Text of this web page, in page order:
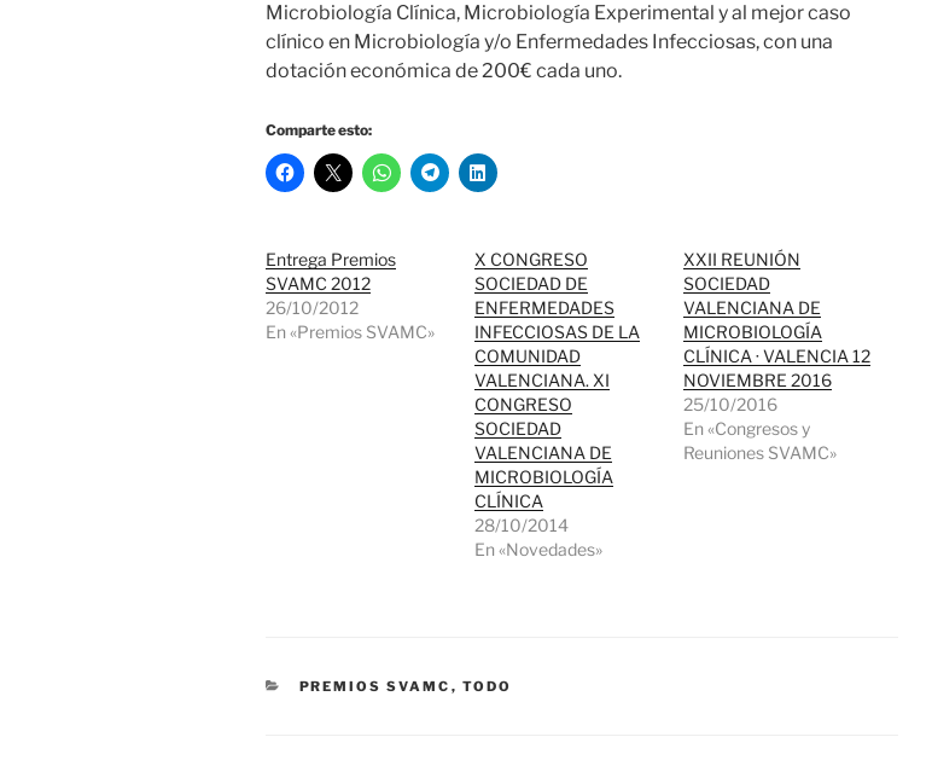
Microbiología Clínica, Microbiología Experimental y al mejor caso
clínico en Microbiología y/o Enfermedades Infecciosas, con una
dotación económica de 200€ cada uno.
Comparte esto:
Entrega Premios
SVAMC 2012
26/10/2012
En «Premios SVAMC»
X CONGRESO
SOCIEDAD DE
ENFERMEDADES
INFECCIOSAS DE LA
COMUNIDAD
VALENCIANA. XI
CONGRESO
SOCIEDAD
VALENCIANA DE
MICROBIOLOGÍA
CLÍNICA
28/10/2014
En «Novedades»
XXII REUNIÓN
SOCIEDAD
VALENCIANA DE
MICROBIOLOGÍA
CLÍNICA · VALENCIA 12
NOVIEMBRE 2016
25/10/2016
En «Congresos y
Reuniones SVAMC»
CATEGORÍAS
PREMIOS SVAMC , TODO